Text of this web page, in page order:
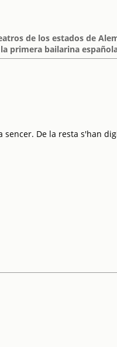
de los estados de
primera bailarina
De la resta s'han